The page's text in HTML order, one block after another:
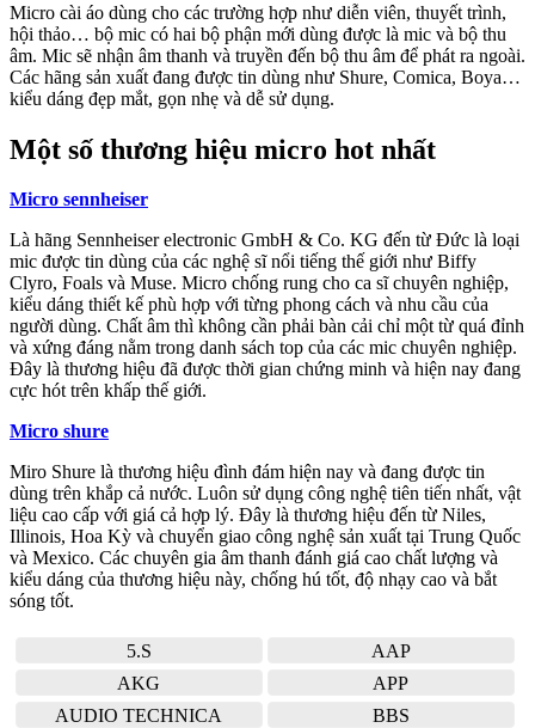
Micro cài áo dùng cho các trường hợp như diễn viên, thuyết trình,
hội thảo… bộ mic có hai bộ phận mới dùng được là mic và bộ thu
âm. Mic sẽ nhận âm thanh và truyền đến bộ thu âm để phát ra ngoài.
Các hãng sản xuất đang được tin dùng như Shure, Comica, Boya…
kiểu dáng đẹp mắt, gọn nhẹ và dễ sử dụng.
Một số thương hiệu micro hot nhất
Micro sennheiser
Là hãng Sennheiser electronic GmbH & Co. KG đến từ Đức là loại
mic được tin dùng của các nghệ sĩ nổi tiếng thế giới như Biffy
Clyro, Foals và Muse. Micro chống rung cho ca sĩ chuyên nghiệp,
kiểu dáng thiết kế phù hợp với từng phong cách và nhu cầu của
người dùng. Chất âm thì không cần phải bàn cải chỉ một từ quá đỉnh
và xứng đáng nằm trong danh sách top của các mic chuyên nghiệp.
Đây là thương hiệu đã được thời gian chứng minh và hiện nay đang
cực hót trên khấp thế giới.
Micro shure
Miro Shure là thương hiệu đình đám hiện nay và đang được tin
dùng trên khắp cả nước. Luôn sử dụng công nghệ tiên tiến nhất, vật
liệu cao cấp với giá cả hợp lý. Đây là thương hiệu đến từ Niles,
Illinois, Hoa Kỳ và chuyển giao công nghệ sản xuất tại Trung Quốc
và Mexico. Các chuyên gia âm thanh đánh giá cao chất lượng và
kiểu dáng của thương hiệu này, chống hú tốt, độ nhạy cao và bắt
sóng tốt.
5.S
AAP
AKG
APP
AUDIO TECHNICA
BBS